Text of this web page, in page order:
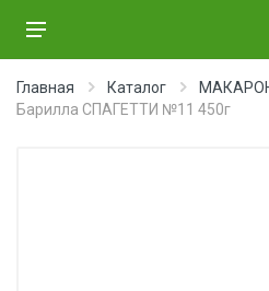
Главная Каталог
Барилла СПАГЕТТИ №11 450г